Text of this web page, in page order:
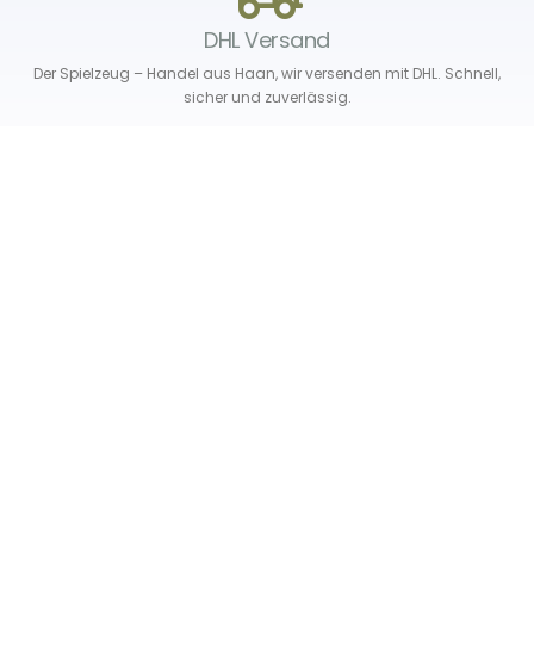
DHL Versand
Der Spielzeug – Handel aus Haan, wir versenden mit DHL. Schnell,
sicher und zuverlässig.